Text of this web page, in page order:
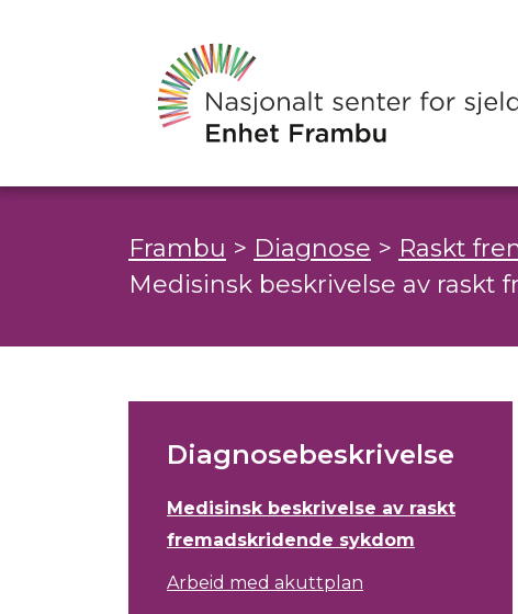
Frambu > Diagnose > Raskt
Medisinsk beskrivelse av raskt
Diagnosebeskrivelse
Medisinsk beskrivelse av raskt
fremadskridende sykdom
Arbeid med akuttplan